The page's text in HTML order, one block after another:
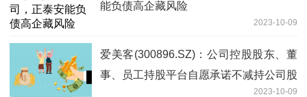
能负债高企藏风险
2023-10-09
爱美客(300896.SZ)：公司控股股东、董
事、员工持股平台自愿承诺不减持公司股
2023-10-09